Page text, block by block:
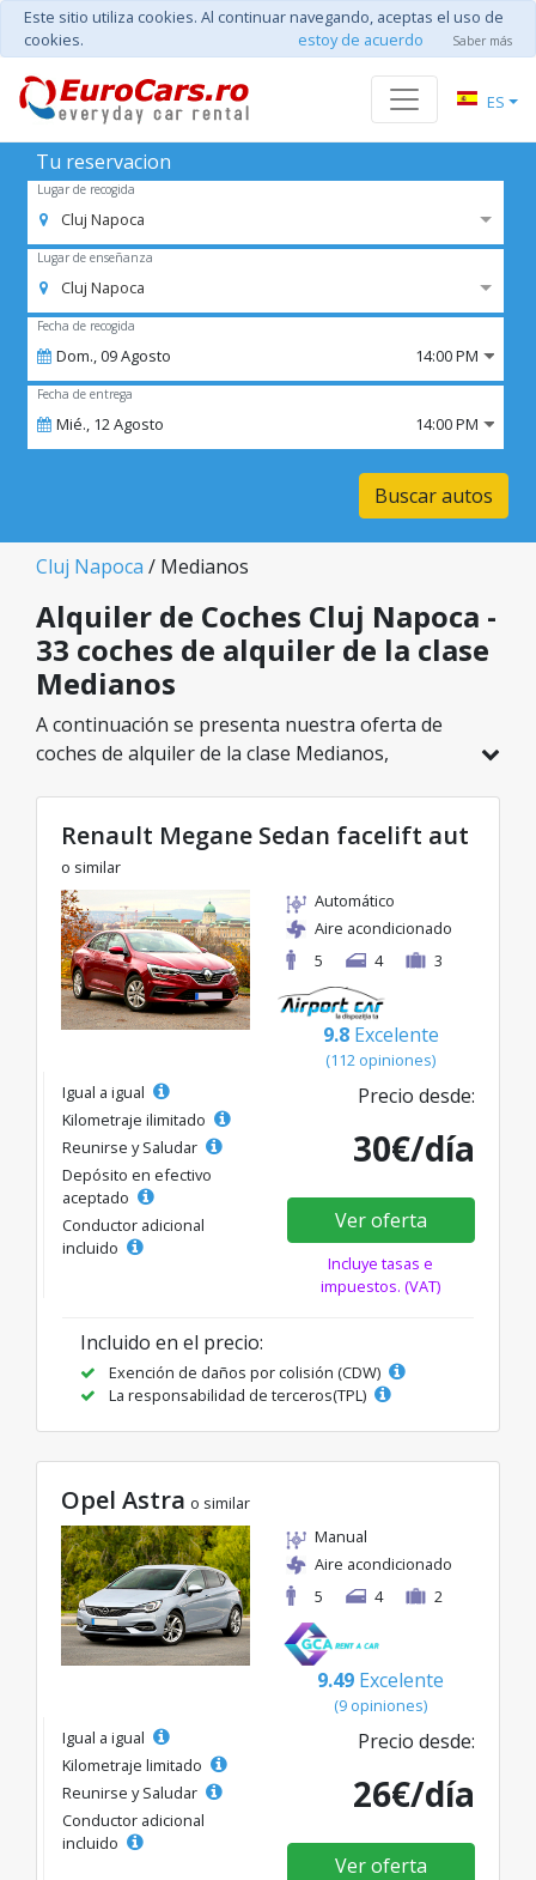
Este sitio utiliza cookies. Al continuar navegando, aceptas el uso de
cookies.
estoy de acuerdo Saber más
ES
Tu reservacion
Lugar de recogida
Cluj Napoca
Lugar de enseñanza
Cluj Napoca
Fecha de recogida
Dom.,09Agosto 14:00 PM
Fecha de entrega
Mié., 12Agosto 14:00 PM
Buscar autos
Cluj Napoca / Medianos
Alquiler de Coches Cluj Napoca -
33 coches de alquiler de la clase
Medianos
A continuación se presenta nuestra oferta de
coches de alquiler de la clase Medianos,
modelo ideal de la categoría seleccionada, con
tarifas excelentes desde solo 25€/día.
Renault Megane Sedan facelift aut
o similar
Automático
Aire acondicionado
5
4 3
9.8 Excelente
(112 opiniones)
Igual a igual
Kilometraje ilimitado
Reunirse y Saludar
Depósito en efectivo
aceptado
Conductor adicional
incluido
Precio desde:
30€/día
Ver oferta
Incluye tasas e
impuestos. (VAT)
Incluido en el precio:
Exención de daños por colisión (CDW)
La responsabilidad de terceros(TPL)
Opel Astra o similar
Manual
Aire acondicionado
5
4 2
9.49 Excelente
(9 opiniones)
Igual a igual
Kilometraje limitado
Reunirse y Saludar
Conductor adicional
incluido
Precio desde:
26€/día
Ver oferta